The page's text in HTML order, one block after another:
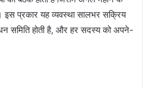
इस प्रकार यह व्यवस्था सालभर सक्रिय
समिति होती है, और हर सदस्य को अपने-